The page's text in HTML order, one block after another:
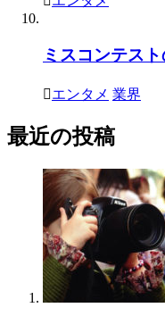
ミスコンテス
エンタメ 業界
最近の投稿